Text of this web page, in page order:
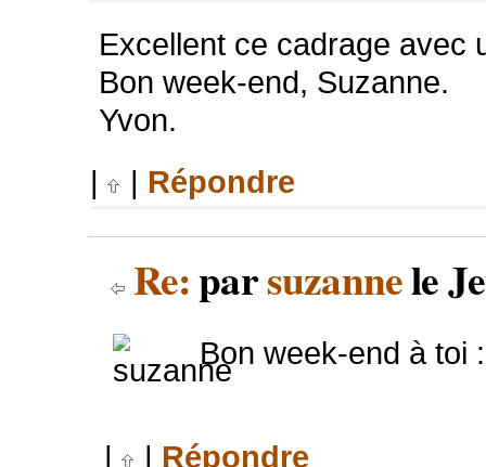
Excellent ce cadrage avec
Bon week-end, Suzanne.
Yvon.
|
| Répondre
Re:parsuzannele
Bon week-end à toi
| | Répondre